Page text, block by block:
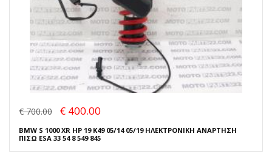
€ 700.00 € 400.00
BMW S 1000 XR HP 19 K49 05/14 05/19 ΗΛΕΚΤΡΟΝΙΚΗ ΑΝΑΡΤΗΣΗ
ΠΙΣΩ ESA 33 54 8 549 845